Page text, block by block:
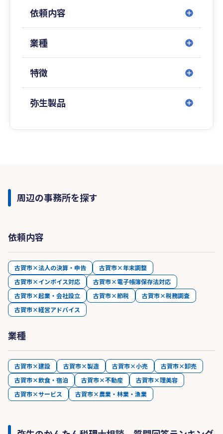
依頼内容
業種
特徴
弥生製品
周辺の事務所を探す
依頼内容
古賀市×法人の決算・申告
古賀市×年末調整
古賀市×インボイス対応
古賀市×電子帳簿保存法対応
古賀市×起業・会社設立
古賀市×節税
古賀市×税務調査
古賀市×経営アドバイス
業種
古賀市×建設 古賀市×製造 古賀市×小売
古賀市×卸売
古賀市×飲食・宿泊
古賀市×不動産
古賀市×理美容
古賀市×サービス
古賀市×農業・林業・漁業